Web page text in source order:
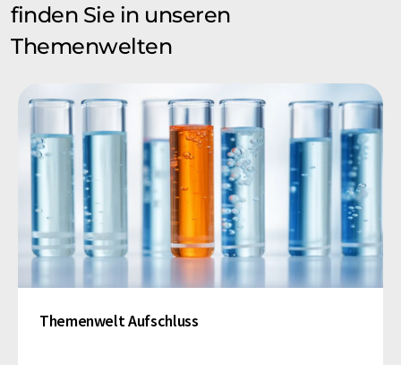
finden Sie in unseren
Themenwelten
Themenwelt Aufschluss